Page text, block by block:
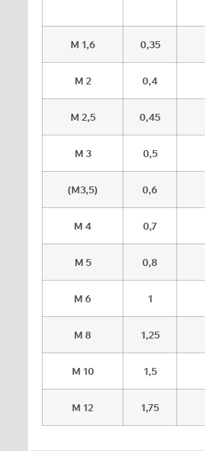
M 1,6 0,35
M 2 0,4
M 2,5 0,45
M 3 0,5
(M3,5) 0,6
M 4 0,7
M 5 0,8
M 6 1
M 8 1,25
M 10 1,5
M 12 1,75